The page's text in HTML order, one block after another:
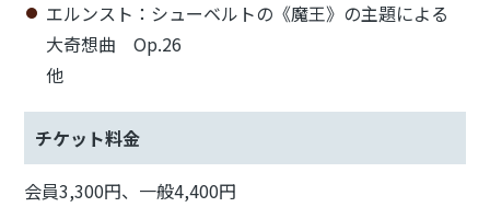
エルンスト：シューベルトの《魔王》の主題による
大奇想曲 Op.26
他
チケット料金
会員3,300円、一般4,400円